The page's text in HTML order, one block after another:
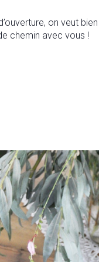
on veut bien
chemin avec vous !